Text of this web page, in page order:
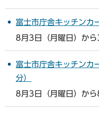
富士市庁舎キッチンカ
8月3日（月曜日）から
富士市庁舎キッチンカ
分）
8月3日（月曜日）から